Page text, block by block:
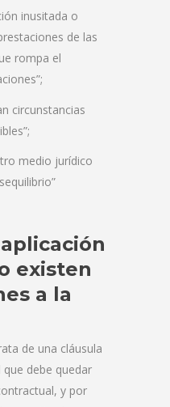
inusitada o
de las
rompa el
circunstancias
medio jurídico
existen
a la
de una cláusula
debe quedar
y por